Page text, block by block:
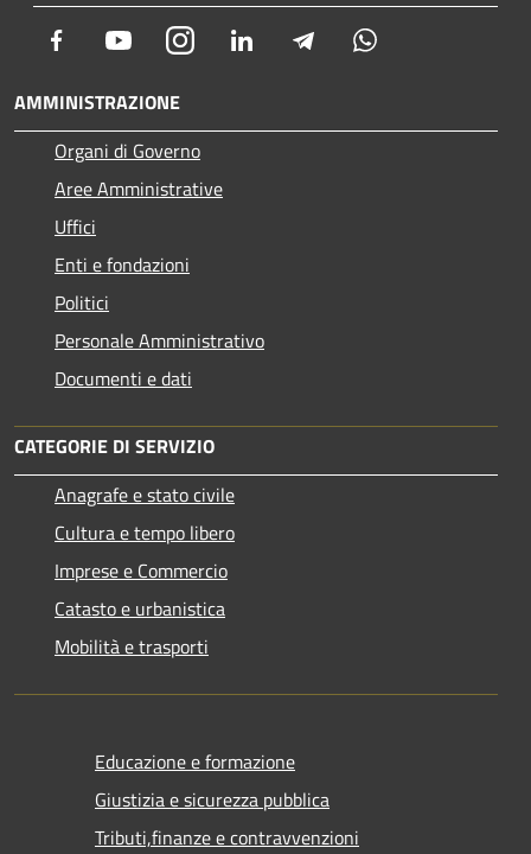
Facebook YoutubeInstagram LinkedIn Telegram
AMMINISTRAZIONE
Organi di Governo
Aree Amministrative
Uffici
Enti e fondazioni
Politici
Personale Amministrativo
Documenti e dati
CATEGORIE DI SERVIZIO
Anagrafe e stato civile
Cultura e tempo libero
Imprese e Commercio
Catasto e urbanistica
Mobilità e trasporti
Educazione e formazione
Giustizia e sicurezza pubblica
Tributi,finanze e contravvenzioni